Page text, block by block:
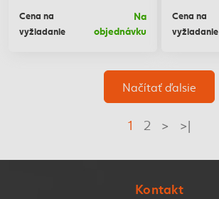
Cena na
vyžiadanie
Na
objednávku
Cena na
vyžiadanie
Načítať ďalsie
1 2 > >|
Kontakt